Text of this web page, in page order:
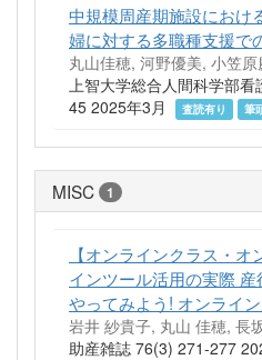
中規模周産期施設におけ
婦に対する多職種支援で
丸山佳穂, 河野優美, 小笠原
上智大学総合人間科学部
45 2025年3月
査読有り 筆
MISC 1
【オンラインクラス・
インツール活用の実際
やってみよう! オンライ
岩井 紗貴子, 丸山 佳穂, 長
助産雑誌 76(3) 271-277